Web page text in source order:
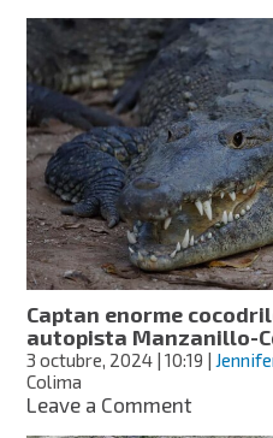
en
que,
al
menos,
40
invaden
las
calles
Captan enorme
autopista Manzanillo-
3 octubre, 2024 | 10:19
Colima
Leave a Commenton